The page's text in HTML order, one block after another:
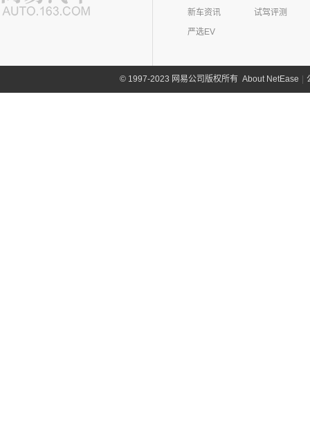
新车资讯
试驾评测
严选EV
©1997-2023 网易公司版权所有 About NetEase